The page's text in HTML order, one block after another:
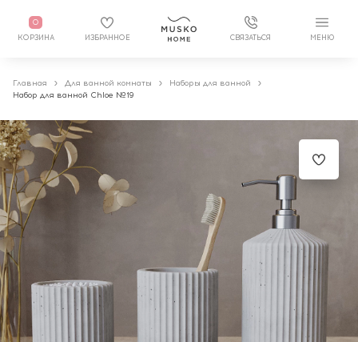
0
КОРЗИНА ИЗБРАННОЕ СВЯЗАТЬСЯ МЕНЮ
Главная Для ванной комнаты
Наборы для ванной
Набор для ванной Chloe №19